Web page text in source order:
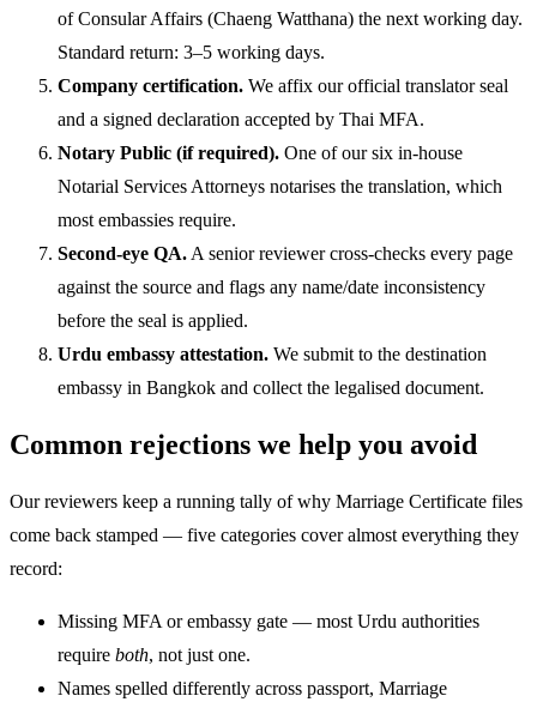
of Consular Affairs (Chaeng Watthana) the next working day.
Standard return: 3–5 working days.
Company certification. We affix our official translator seal
and a signed declaration accepted by Thai MFA.
Notary Public (if required). One of our six in-house
Notarial Services Attorneys notarises the translation, which
most embassies require.
Second-eye QA. A senior reviewer cross-checks every page
against the source and flags any name/date inconsistency
before the seal is applied.
Urdu embassy attestation. We submit to the destination
embassy in Bangkok and collect the legalised document.
Common rejections we help you avoid
Our reviewers keep a running tally of why Marriage Certificate files
come back stamped — five categories cover almost everything they
record:
Missing MFA or embassy gate — most Urdu authorities
require both, not just one.
Names spelled differently across passport, Marriage